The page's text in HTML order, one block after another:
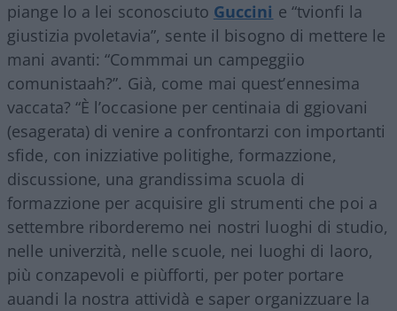
piange lo a lei sconosciuto Guccini e “tvionfi la
giustizia pvoletavia”, sente il bisogno di mettere le
mani avanti: “Commmai un campeggiio
comunistaah?”. Già, come mai quest’ennesima
vaccata? “È l’occasione per centinaia di ggiovani
(esagerata) di venire a confrontarzi con importanti
sfide, con inizziative politighe, formazzione,
discussione, una grandissima scuola di
formazzione per acquisire gli strumenti che poi a
settembre riborderemo nei nostri luoghi di studio,
nelle univerzità, nelle scuole, nei luoghi di laoro,
più conzapevoli e piùfforti, per poter portare
auandi la nostra attividà e saper organizzuare la